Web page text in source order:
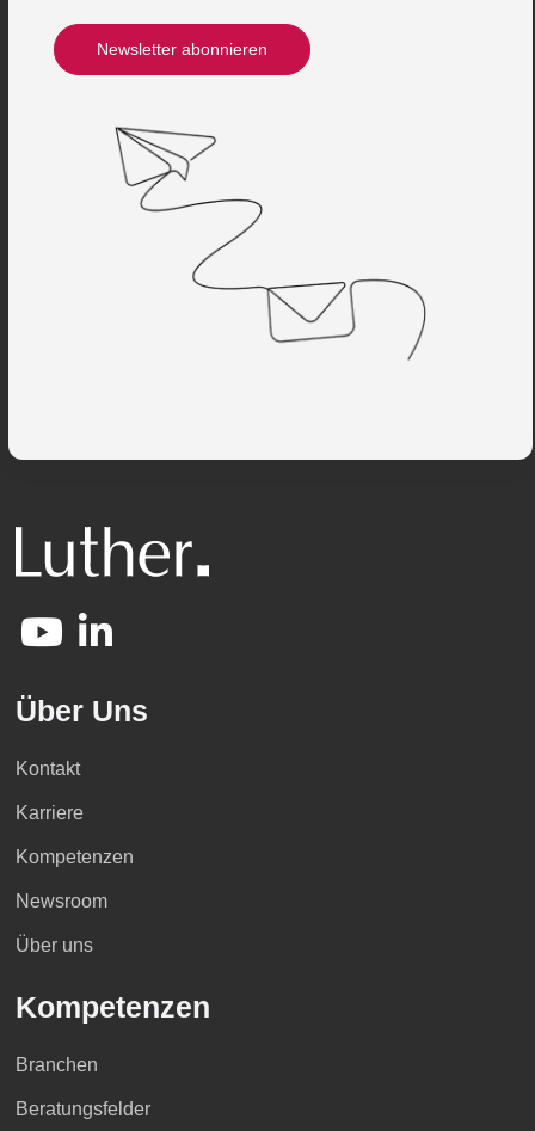
Newsletter abonnieren
Über Uns
Kontakt
Karriere
Kompetenzen
Newsroom
Über uns
Kompetenzen
Branchen
Beratungsfelder